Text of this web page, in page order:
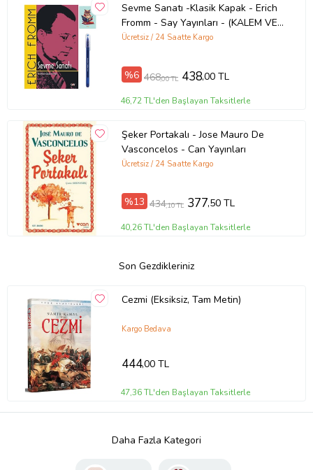
Sevme Sanatı -Klasik Kapak - Erich
Fromm - Say Yayınları - (KALEM VE
NOT DEFTERLİ) (Renksiz)
Ücretsiz / 24 Saatte Kargo
%6 468,00 TL 438,00 TL
46,72 TL'den Başlayan Taksitlerle
Şeker Portakalı - Jose Mauro De
Vasconcelos - Can Yayınları
Ücretsiz / 24 Saatte Kargo
%13 434,10 TL 377,50 TL
40,26 TL'den Başlayan Taksitlerle
Son Gezdikleriniz
Cezmi (Eksiksiz, Tam Metin)
Kargo Bedava
444,00 TL
47,36 TL'den Başlayan Taksitlerle
Daha Fazla Kategori